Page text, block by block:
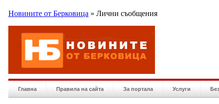
Новините от Берковица » Лични съобщения
Главна Правила на сайта За портала Услуги